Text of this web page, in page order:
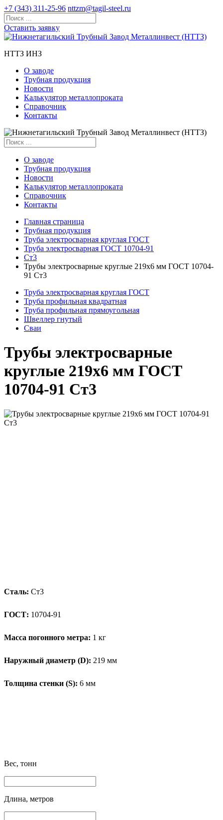
+7 (343) 311-25-96 nttzm@tagil-steel.ru
Оставить заявку
НТТЗ ИНЗ
О заводе
Трубная продукция
Новости
Калькулятор металлопроката
Справочник
Контакты
О заводе
Трубная продукция
Новости
Калькулятор металлопроката
Справочник
Контакты
Главная страница
Трубная продукция
Труба электросварная круглая ГОСТ
Труба электросварная ГОСТ 10704-91
Ст3
Трубы электросварные круглые 219x6 мм ГОСТ 10704-
91 Ст3
Труба электросварная круглая ГОСТ
Труба профильная квадратная
Труба профильная прямоугольная
Швеллер гнутый
Сваи
Трубы электросварные
круглые 219x6 мм ГОСТ
10704-91 Ст3
Сталь: Ст3
ГОСТ: 10704-91
Масса погонного метра: 1 кг
Наружный диаметр (D): 219 мм
Толщина стенки (S): 6 мм
Вес, тонн
Длина, метров